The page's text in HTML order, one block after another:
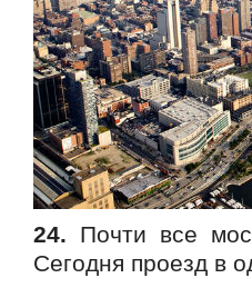
24. Почти все
Сегодня проезд в